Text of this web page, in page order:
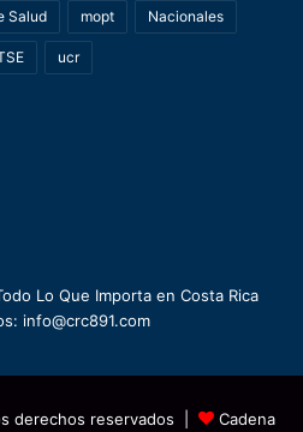
Salud mopt Nacionales
ucr
Lo Que Importa en Costa Rica
info@crc891.com
derechos reservados | Cadena